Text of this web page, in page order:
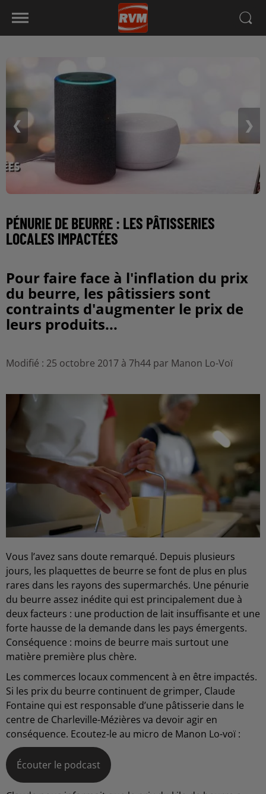
❮ ❯
PÉNURIE DE BEURRE : LES PÂTISSERIES
LOCALES IMPACTÉES
Pour faire face à l'inflation du prix
du beurre, les pâtissiers sont
contraints d'augmenter le prix de
leurs produits...
Modifié : 25 octobre 2017 à 7h44 par Manon Lo-Voï
Vous l’avez sans doute remarqué. Depuis plusieurs
jours, les plaquettes de beurre se font de plus en plus
rares dans les rayons des supermarchés. Une pénurie
du beurre assez inédite qui est principalement due à
deux facteurs : une production de lait insuffisante et une
forte hausse de la demande dans les pays émergents.
Conséquence : moins de beurre mais surtout une
matière première plus chère.
Les commerces locaux commencent à en être impactés.
Si les prix du beurre continuent de grimper, Claude
Fontaine qui est responsable d’une pâtisserie dans le
centre de Charleville-Mézières va devoir agir en
conséquence. Ecoutez-le au micro de Manon Lo-voï :
Écouter le podcast